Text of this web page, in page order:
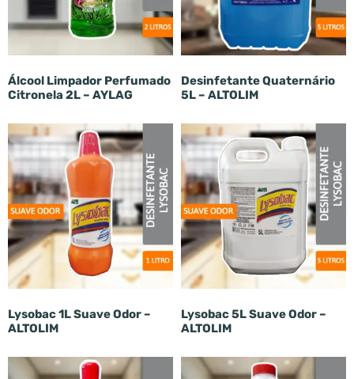
Álcool Limpador Perfumado
Citronela 2L – AYLAG
Desinfetante Quaternário
5L – ALTOLIM
Lysobac 1L Suave Odor –
ALTOLIM
Lysobac 5L Suave Odor –
ALTOLIM